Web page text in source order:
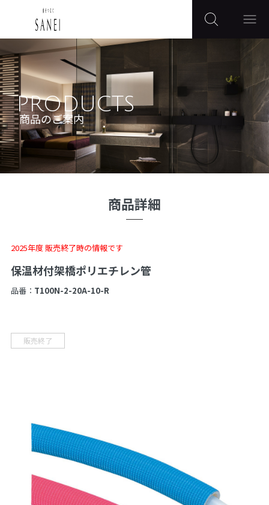
PRODUCTS
商品のご案内
商品詳細
2025年度 販売終了時の情報です
保温材付架橋ポリエチレン管
品番： T100N-2-20A-10-R
販売終了